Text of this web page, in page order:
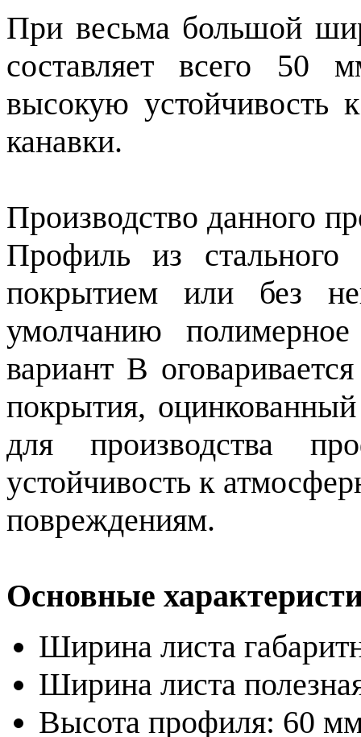
При весьма большой
составляет всего 50
высокую устойчивость
канавки.
Производство данного
Профиль из стального
покрытием или без
умолчанию
вариант В
покрытия,
для производства
устойчивость к
повреждениям.
Основные
Ширина листа
Ширина листа
Высота профиля: 60